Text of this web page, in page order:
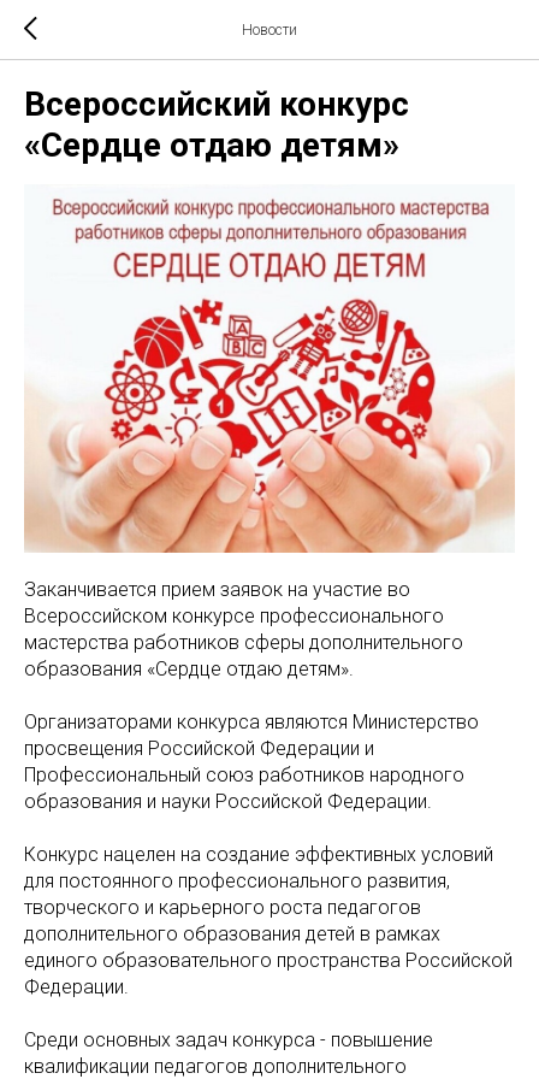
Новости
Всероссийский конкурс
«Сердце отдаю детям»
Заканчивается прием заявок на участие во
Всероссийском конкурсе профессионального
мастерства работников сферы дополнительного
образования «Сердце отдаю детям».
Организаторами конкурса являются Министерство
просвещения Российской Федерации и
Профессиональный союз работников народного
образования и науки Российской Федерации.
Конкурс нацелен на создание эффективных условий
для постоянного профессионального развития,
творческого и карьерного роста педагогов
дополнительного образования детей в рамках
единого образовательного пространства Российской
Федерации.
Среди основных задач конкурса - повышение
квалификации педагогов дополнительного